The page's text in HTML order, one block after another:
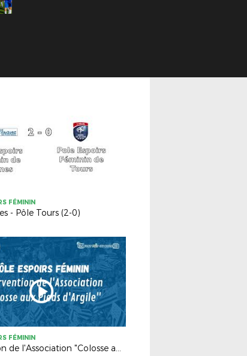
FÉMININ
- Pôle Tours (2-0)
FÉMININ
Intervention de l'Association "Colosse aux Pieds d'Argile"